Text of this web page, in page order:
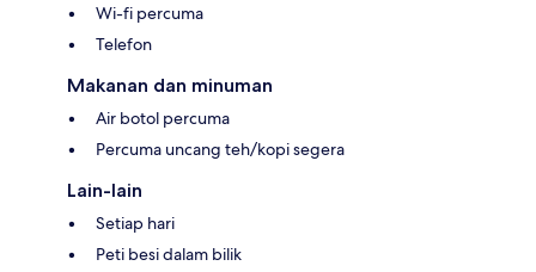
Wi-fi percuma
Telefon
Makanan dan minuman
Air botol percuma
Percuma uncang teh/kopi segera
Lain-lain
Setiap hari
Peti besi dalam bilik